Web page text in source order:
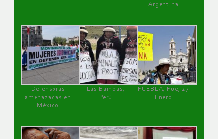
Argentina
Defensoras
amenazadas en
México
Las Bambas,
Perú
PUEBLA, Pue, 27
Enero